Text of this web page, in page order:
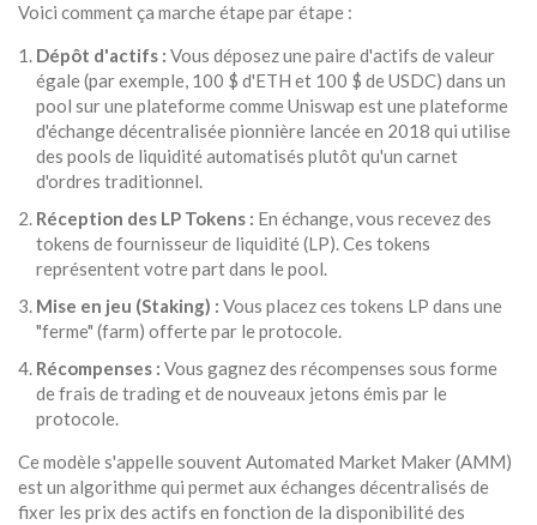
Voici comment ça marche étape par étape :
Dépôt d'actifs : Vous déposez une paire d'actifs de valeur
égale (par exemple, 100 $ d'ETH et 100 $ de USDC) dans un
pool sur une plateforme commeUniswap estune plateforme
d'échange décentralisée pionnière lancée en 2018 qui utilise
des pools de liquidité automatisés plutôt qu'un carnet
d'ordres traditionnel.
Réception des LP Tokens : En échange, vous recevez des
tokens de fournisseur de liquidité (LP). Ces tokens
représentent votre part dans le pool.
Mise en jeu (Staking) : Vous placez ces tokens LP dans une
"ferme" (farm) offerte par le protocole.
Récompenses : Vous gagnez des récompenses sous forme
de frais de trading et de nouveaux jetons émis par le
protocole.
Ce modèle s'appelle souventAutomated Market Maker (AMM)
estun algorithme qui permet aux échanges décentralisés de
fixer les prix des actifs en fonction de la disponibilité des